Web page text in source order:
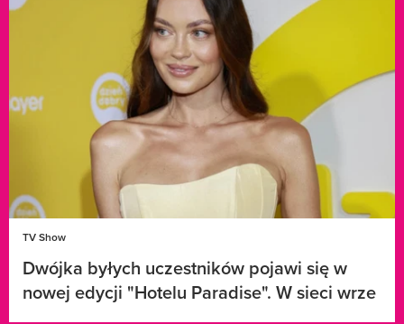
TV Show
Dwójka byłych uczestników pojawi się w
nowej edycji "Hotelu Paradise". W sieci wrze